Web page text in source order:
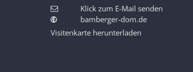
Klick zum E-Mail senden
bamberger-dom.de
Visitenkarte herunterladen